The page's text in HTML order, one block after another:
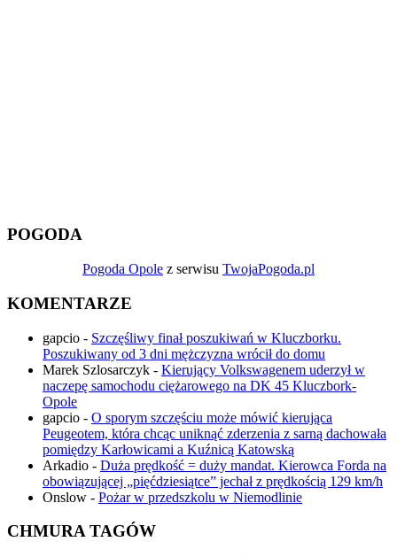
POGODA
Pogoda Opole z serwisu TwojaPogoda.pl
KOMENTARZE
gapcio - Szczęśliwy finał poszukiwań w Kluczborku.
Poszukiwany od 3 dni mężczyzna wrócił do domu
Marek Szlosarczyk - Kierujący Volkswagenem uderzył w
naczepę samochodu ciężarowego na DK 45 Kluczbork-
Opole
gapcio - O sporym szczęściu może mówić kierująca
Peugeotem, która chcąc uniknąć zderzenia z sarną dachowała
pomiędzy Karłowicami a Kuźnicą Katowską
Arkadio - Duża prędkość = duży mandat. Kierowca Forda na
obowiązującej „pięćdziesiątce” jechał z prędkością 129 km/h
Onslow - Pożar w przedszkolu w Niemodlinie
CHMURA TAGÓW